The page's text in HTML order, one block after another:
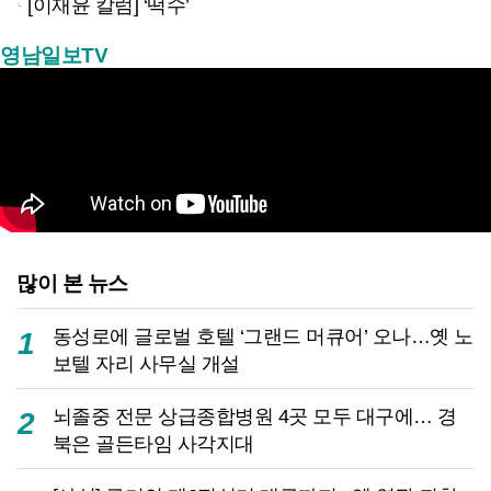
[이재윤 칼럼] ‘떡수’
영남일보TV
많이 본 뉴스
1
동성로에 글로벌 호텔 ‘그랜드 머큐어’ 오나…옛 노
보텔 자리 사무실 개설
2
뇌졸중 전문 상급종합병원 4곳 모두 대구에… 경
북은 골든타임 사각지대